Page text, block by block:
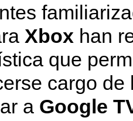
Xbox han
que
cargo
a Google